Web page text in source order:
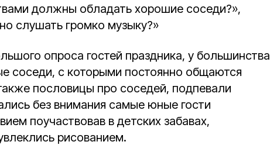
должны обладать хорошие соседи?»,
слушать громко музыку?»
опроса гостей праздника, у большинства
соседи, с которыми постоянно общаются
пословицы про соседей, подпевали
без внимания самые юные гости
поучаствовав в детских забавах,
рисованием.